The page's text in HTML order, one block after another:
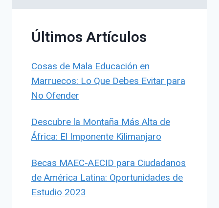
Últimos Artículos
Cosas de Mala Educación en
Marruecos: Lo Que Debes Evitar para
No Ofender
Descubre la Montaña Más Alta de
África: El Imponente Kilimanjaro
Becas MAEC-AECID para Ciudadanos
de América Latina: Oportunidades de
Estudio 2023